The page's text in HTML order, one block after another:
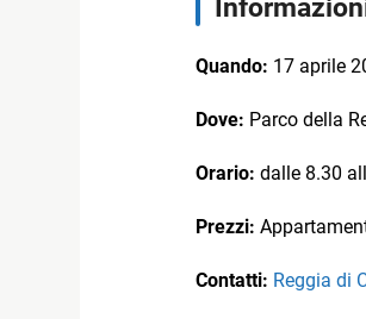
Quando: 17 aprile
Dove: Parco della
Orario: dalle 8.30
Prezzi:
Contatti: Reggia di